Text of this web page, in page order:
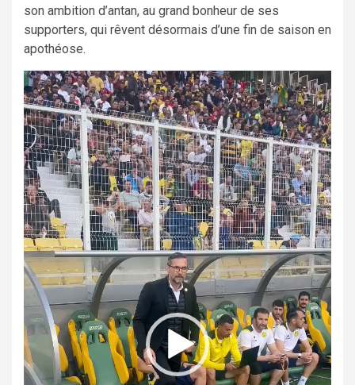
son ambition d’antan, au grand bonheur de ses
supporters, qui rêvent désormais d’une fin de saison en
apothéose.
Lecteur
vidéo